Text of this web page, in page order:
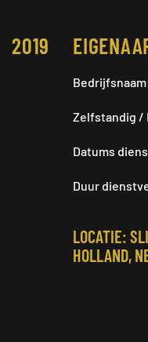
2019
Zelfstandig /
Datums
Duur
LOCATIE:
HOLLAND,